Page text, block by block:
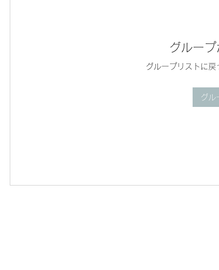
グルー
グループリストに
グル